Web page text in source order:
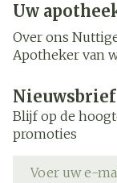
Uw
Over ons
Apotheker van
Nieuwsbrief
Blijf op de
promoties